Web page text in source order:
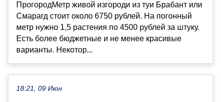
ПрогородМетр живой изгороди из туи Брабант или
Смарагд стоит около 6750 рублей. На погонный
метр нужно 1,5 растения по 4500 рублей за штуку.
Есть более бюджетные и не менее красивые
варианты. Некотор...
18:21, 09 Июн